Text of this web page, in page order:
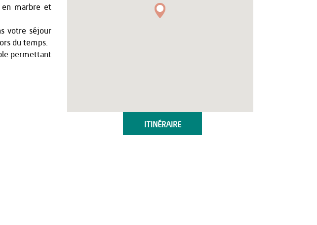
ITINÉRAIRE
en marbre et
votre séjour
du temps.
permettant